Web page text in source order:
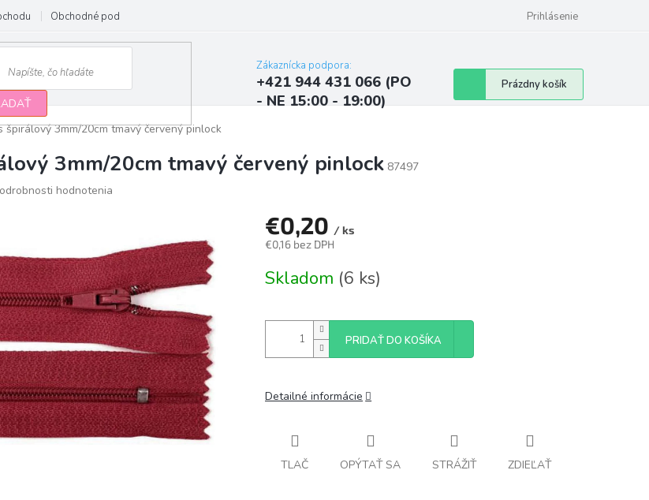
Obchodné podmienky Najčastejšie otázky a odpovede
Prihlásenie
Zákaznícka podpora:
+421 944 431 066 (PO
- NE 15:00 - 19:00)
Nákupný
košík
Prázdny košík
špirálový 3mm/20cm tmavý červený pinlock
3mm/20cm tmavý červený pinlock 87497
hodnotenia
€0,20 / ks
€0,16 bez DPH
cena:
Skladom (6 ks)
PRIDAŤ DO KOŠÍKA
Detailné informácie
TLAČ OPÝTAŤ SA STRÁŽIŤ ZDIEĽAŤ